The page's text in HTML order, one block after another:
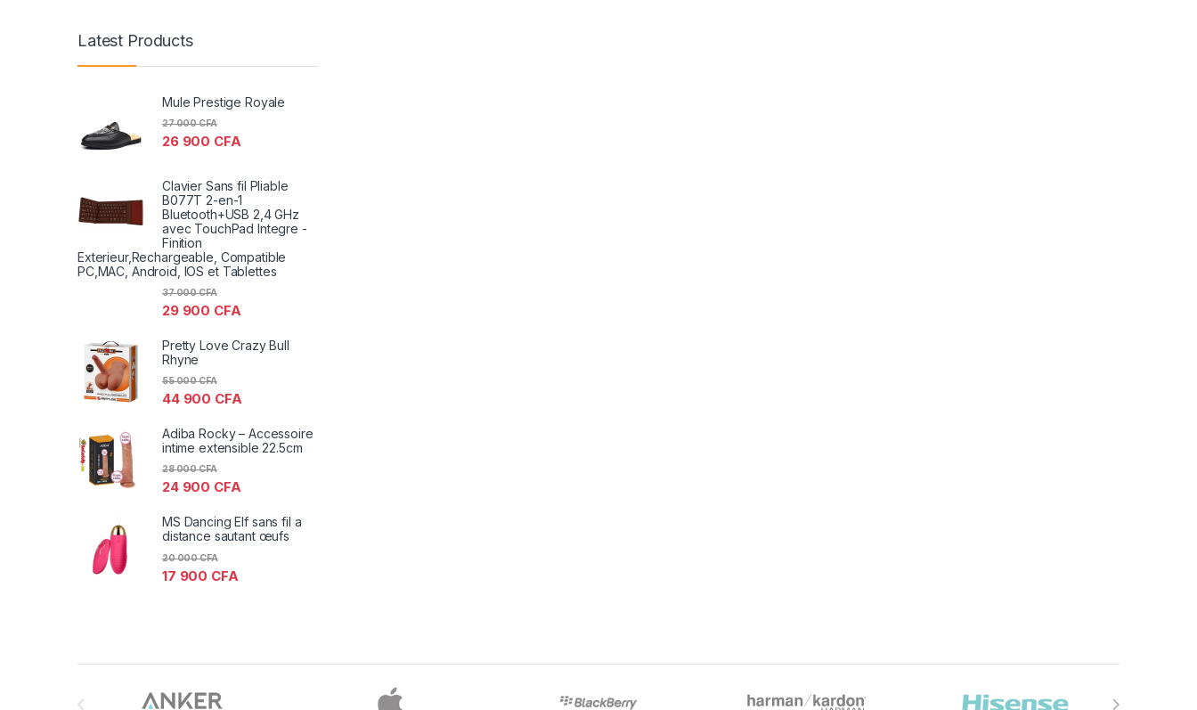
Latest Products
Mule Prestige Royale
26 900 CFA
27 000CFA
Clavier Sans fil Pliable
B077T 2-en-1
Bluetooth+USB 2,4 GHz
avec TouchPad Integre -
Finition
Exterieur,Rechargeable, Compatible
PC,MAC, Android, IOS et Tablettes
29 900 CFA
37 000CFA
Pretty Love Crazy Bull
Rhyne
44 900 CFA
55 000CFA
Adiba Rocky – Accessoire
intime extensible 22.5cm
24 900 CFA
28 000CFA
MS Dancing Elf sans fil a
distance sautant œufs
17 900 CFA
20 000CFA